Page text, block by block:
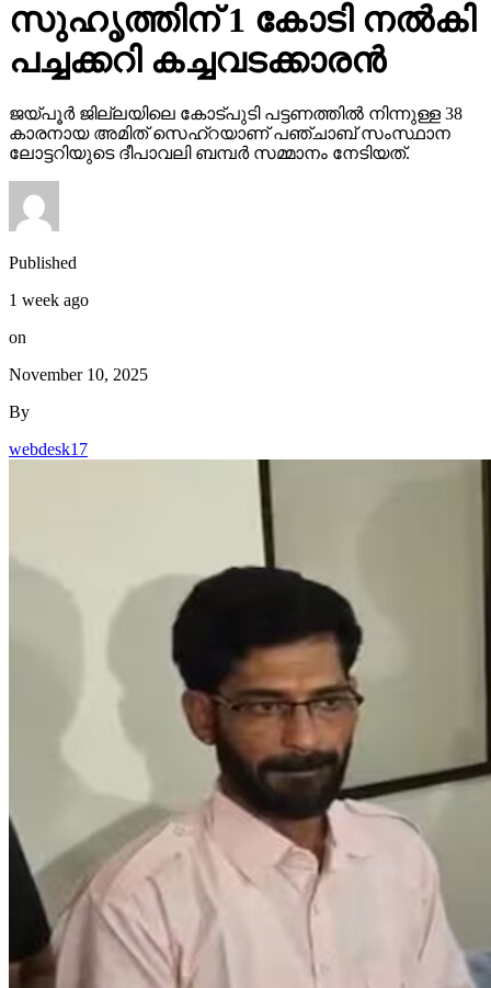
ജയ്പൂര്‍ ജില്ലയിലെ കോട്പുടി പട്ടണത്തില്‍ നിന്നുള്ള 38
കാരനായ അമിത് സെഹ്‌റയാണ് പഞ്ചാബ് സംസ്ഥാന
ലോട്ടറിയുടെ ദീപാവലി ബമ്പര്‍ സമ്മാനം നേടിയത്.
Published
1 week ago
on
November 10, 2025
By
webdesk17